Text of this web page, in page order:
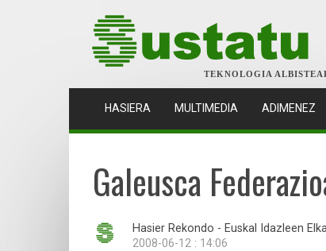
TEKNOLOGIA
HASIERA (CURRENT)
MULTIMEDIA ADIMENEZ
Galeusca
Hasier Rekondo - Euskal Idazleen
2008-06-12 : 14:06